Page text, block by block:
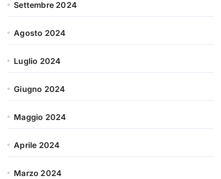
Settembre 2024
Agosto 2024
Luglio 2024
Giugno 2024
Maggio 2024
Aprile 2024
Marzo 2024